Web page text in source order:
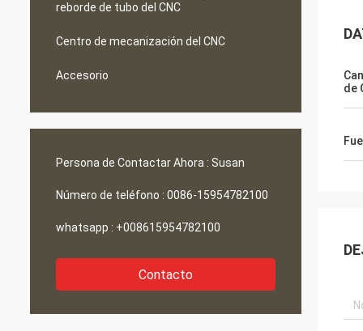
reborde de tubo del CNC
Centro de mecanización del CNC
Accesorio
Persona de Contactar Ahora : Susan
Número de teléfono : 0086-15954782100
whatsapp : +008615954782100
Contacto
de